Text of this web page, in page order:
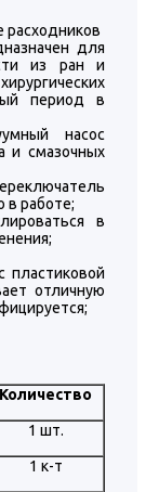
расходников
для
из ран и
период в
насос
и смазочных
в работе;
в
пластиковой
отличную
Количество
1 шт.
1 к-т